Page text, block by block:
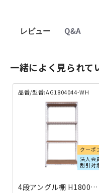
レビュー Q&A
一緒によく見られて
品番/型番:AG1804044-WH
クーポ
法人会
割引対
4段アングル棚 H1800×W450×D450 ホワイト AG1804044-WH | 221197